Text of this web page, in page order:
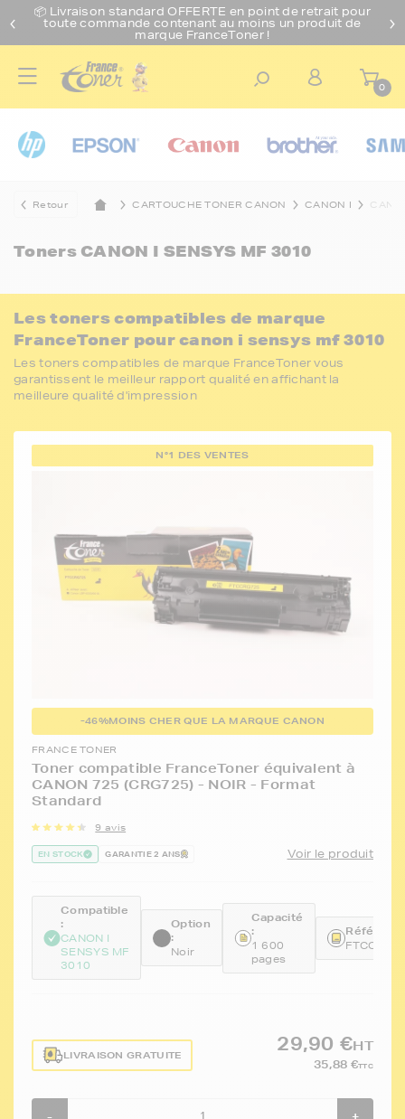
📦 Livraison standard OFFERTE en point de retrait pour
toute commande contenant au moins un produit de
marque FranceToner !
0
Retour CARTOUCHE TONER CANON CANON I
Toners CANON I SENSYS MF 3010
Les toners compatibles de marque
FranceToner pour canon i sensys mf 3010
Les toners compatibles de marque FranceToner vous
garantissent le meilleur rapport qualité en affichant la
meilleure qualité d'impression
N°1 DES VENTES
-46%MOINS CHER QUE LA MARQUE CANON
FRANCE TONER
Toner compatible FranceToner équivalent à
CANON 725 (CRG725) - NOIR - Format
Standard
9 avis
EN STOCK GARANTIE 2 ANS Voir le produit
Compatible
:
CANON I
SENSYS MF
3010
Option
:
Noir
Capacité
:
1 600
pages
LIVRAISON GRATUITE
29,90 €HT
35,88 €TTC